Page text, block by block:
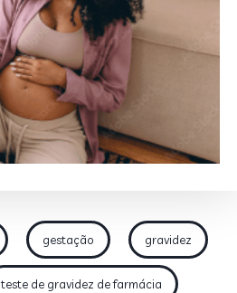
gestação gravidez
teste de gravidez de farmácia